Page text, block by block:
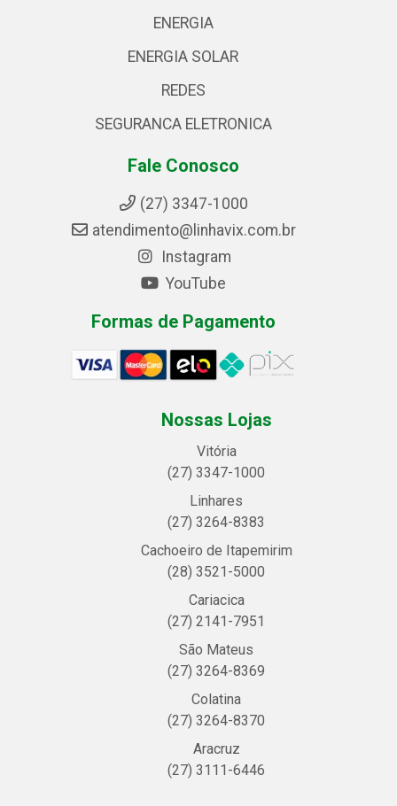
ENERGIA
ENERGIA SOLAR
REDES
SEGURANCA ELETRONICA
Fale Conosco
(27) 3347-1000
atendimento@linhavix.com.br
Instagram
YouTube
Formas de Pagamento
Nossas Lojas
Vitória
(27) 3347-1000
Linhares
(27) 3264-8383
Cachoeiro de Itapemirim
(28) 3521-5000
Cariacica
(27) 2141-7951
São Mateus
(27) 3264-8369
Colatina
(27) 3264-8370
Aracruz
(27) 3111-6446